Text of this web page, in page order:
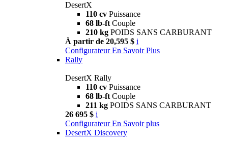
DesertX
110 cv Puissance
68 lb-ft Couple
210 kg POIDS SANS CARBURANT
À partir de 20,595 $ i
Configurateur En Savoir Plus
Rally
DesertX Rally
110 cv Puissance
68 lb-ft Couple
211 kg POIDS SANS CARBURANT
26 695 $ i
Configurateur En Savoir plus
DesertX Discovery